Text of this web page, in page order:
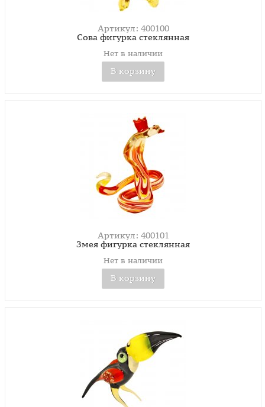
Артикул: 400100
Сова фигурка стеклянная
Нет в наличии
В корзину
Артикул: 400101
Змея фигурка стеклянная
Нет в наличии
В корзину